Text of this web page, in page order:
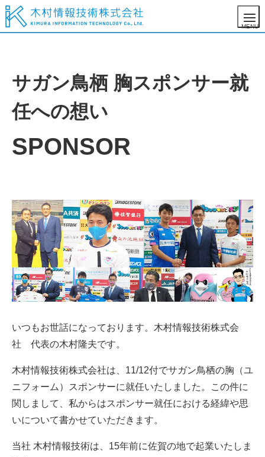
サガン鳥栖 胸スポンサー就
任への想い
SPONSOR
いつもお世話になっております。木村情報技術株式会
社 代表の木村隆夫です。
木村情報技術株式会社は、11/12付でサガン鳥栖の胸（ユ
ニフォーム）スポンサーに就任いたしました。この件に
関しまして、私からはスポンサー就任における経緯や思
いについて書かせていただきます。
当社 木村情報技術は、15年前に佐賀の地で起業いたしま